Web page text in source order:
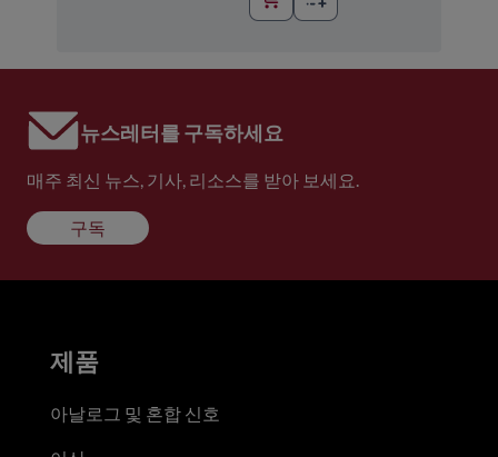
뉴스레터를 구독하세요
매주 최신 뉴스, 기사, 리소스를 받아 보세요.
구독
제품
아날로그 및 혼합 신호